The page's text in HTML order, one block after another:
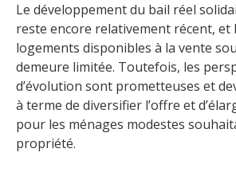
Le développement du bail réel
reste encore relativement récent, et
logements disponibles à la vente
demeure limitée. Toutefois, les
d’évolution sont prometteuses et
à terme de diversifier l’offre et
pour les ménages modestes
propriété.